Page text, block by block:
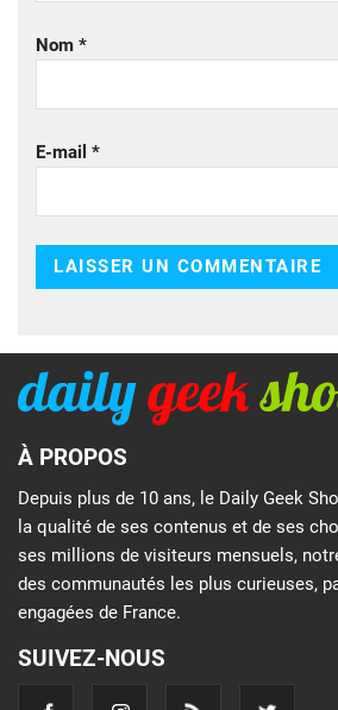
Nom *
E-mail *
À PROPOS
Depuis plus de 10 ans, le Daily Geek
la qualité de ses contenus et de ses
ses millions de visiteurs mensuels,
des communautés les plus curieuses,
engagées de France.
SUIVEZ-NOUS